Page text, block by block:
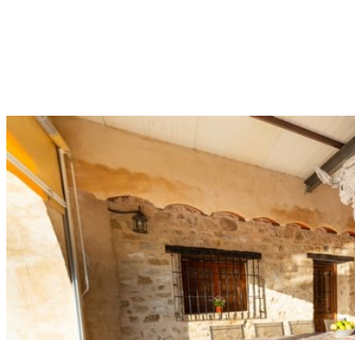
Piedra